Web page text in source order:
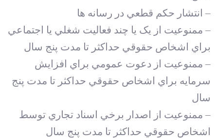
– انتشار حکم قطعي در رسانه ها
– ممنوعيت از يک يا چند فعاليت شغلي يا اجتماعي
براي اشخاص حقوقي حداکثر تا مدت پنج سال
– ممنوعيت از دعوت عمومي براي افزايش
سرمايه براي اشخاص حقوقي حداکثر تا مدت پنج
سال
– ممنوعيت از اصدار برخي اسناد تجاري توسط
اشخاص حقوقي حداکثر تا مدت پنج سال